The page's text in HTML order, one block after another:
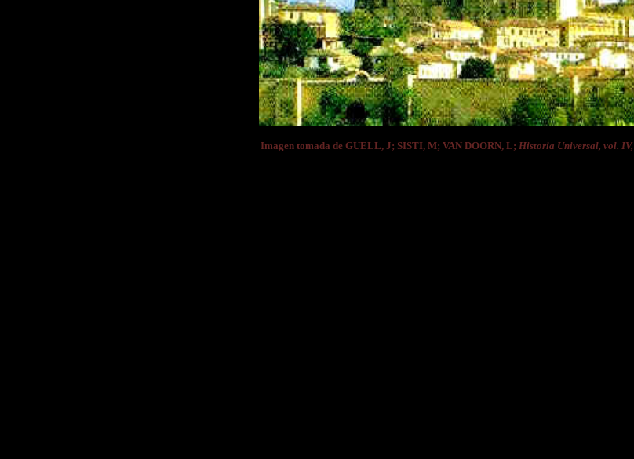
Imagen tomada de GUELL, J; SISTI, M; VAN DOORN, L; Historia Universal, vol. IV,